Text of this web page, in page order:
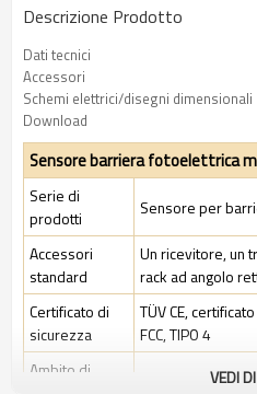
Descrizione Prodotto
Dati tecnici
Accessori
Schemi elettrici/disegni dimensionali
Download
Sensore barriera fotoelettrica
Serie di
prodotti
Sensore per
Accessori
standard
Un ricevitore, un
rack ad angolo
Certificato di
sicurezza
TÜV CE,
FCC, TIPO 4
Ambito di
AmbienteVEDI